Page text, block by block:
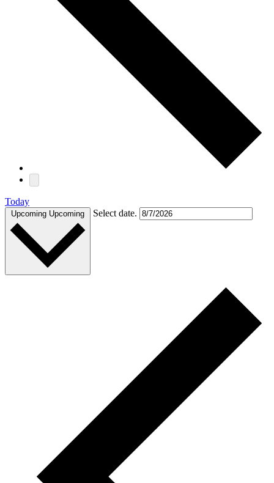
Today
Upcoming Upcoming Select date.